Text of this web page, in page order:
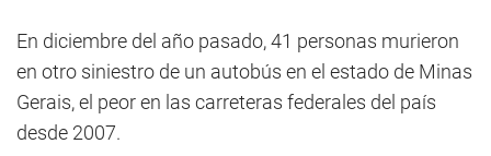
En diciembre del año pasado, 41 personas murieron
en otro siniestro de un autobús en el estado de Minas
Gerais, el peor en las carreteras federales del país
desde 2007.